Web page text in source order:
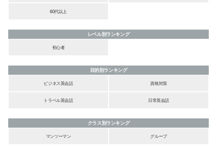
60代以上
レベル別ランキング
初心者
目的別ランキング
ビジネス英会話
資格対策
トラベル英会話 日常英会話
クラス別ランキング
マンツーマン
グループ